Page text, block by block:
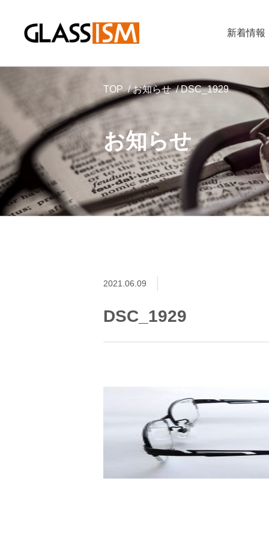
新着情報
お知らせ
TOP お知らせ DSC_1929
2021.06.09
DSC_1929